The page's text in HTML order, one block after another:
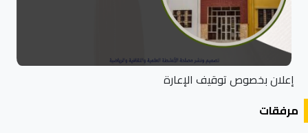
إعلان بخصوص توقيف الإعارة
مرفقات